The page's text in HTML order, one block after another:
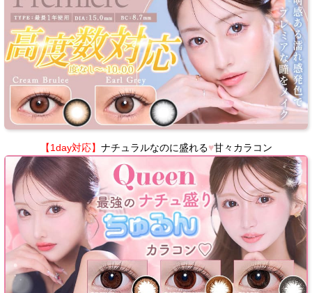
【1day対応】 ナチュラルなのに盛れる♥甘々カラコン